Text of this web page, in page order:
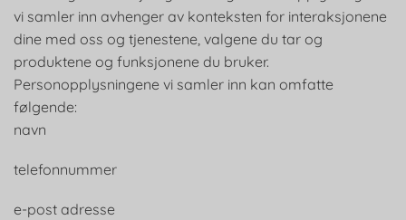
vi samler inn avhenger av konteksten for interaksjonene
dine med oss og tjenestene, valgene du tar og
produktene og funksjonene du bruker.
Personopplysningene vi samler inn kan omfatte
følgende:
navn
telefonnummer
e-post adresse